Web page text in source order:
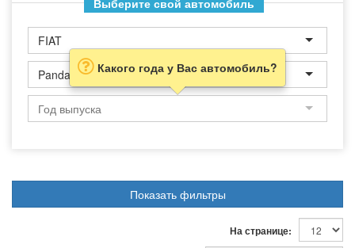
Выберите свой автомобиль
FIAT
Panda Какого года у Вас автомобиль?
Показать фильтры
На странице: